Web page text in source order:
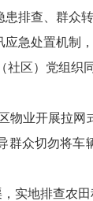
排查、群众
急处置机制
区）党组
物业开展拉
众切勿将
实地排查